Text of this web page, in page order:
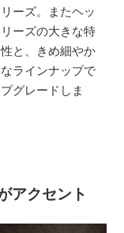
ーズ。またヘッ
ーズの大きな特
と、きめ細やか
ラインナップで
グレードしま
アクセント